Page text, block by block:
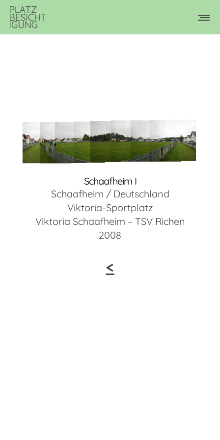
Schaafheim I
Schaafheim / Deutschland
Viktoria-Sportplatz
Viktoria Schaafheim – TSV Richen
2008
<